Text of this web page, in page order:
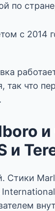
по
с 2014
что
и
Стики